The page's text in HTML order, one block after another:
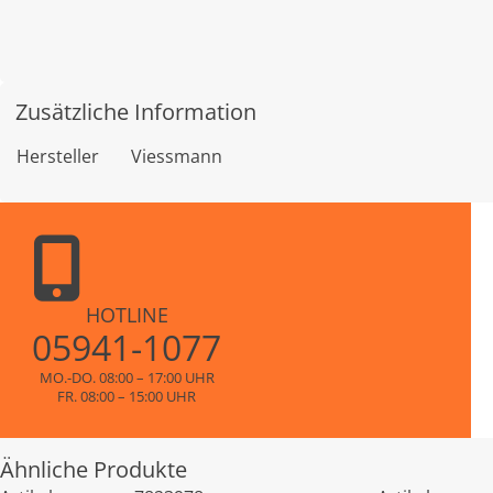
Zusätzliche Information
Hersteller Viessmann
HOTLINE
05941-1077
MO.-DO. 08:00 – 17:00 UHR
FR. 08:00 – 15:00 UHR
Ähnliche Produkte